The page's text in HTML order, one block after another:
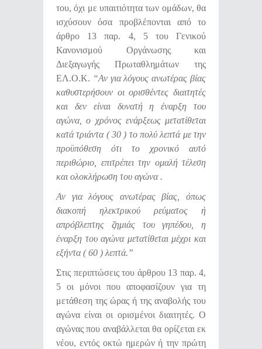
του, όχι με υπαιτιότητα των ομάδων, θα
ισχύσουν όσα προβλέπονται από το
άρθρο 13 παρ. 4, 5 του Γενικού
Κανονισμού Οργάνωσης και
Διεξαγωγής Πρωταθλημάτων της
ΕΛ.Ο.Κ. “Αν για λόγους ανωτέρας βίας
καθυστερήσουν οι ορισθέντες διαιτητές
και δεν είναι δυνατή η έναρξη του
αγώνα, ο χρόνος ενάρξεως μετατίθεται
κατά τριάντα ( 30 ) το πολύ λεπτά με την
προϋπόθεση ότι το χρονικό αυτό
περιθώριο, επιτρέπει την ομαλή τέλεση
και ολοκλήρωση του αγώνα .
Αν για λόγους ανωτέρας βίας, όπως
διακοπή ηλεκτρικού ρεύματος ή
απρόβλεπτης ζημιάς του γηπέδου, η
έναρξη του αγώνα μετατίθεται μέχρι και
εξήντα ( 60 ) λεπτά.”
Στις περιπτώσεις του άρθρου 13 παρ. 4,
5 οι μόνοι που αποφασίζουν για τη
μετάθεση της ώρας ή της αναβολής του
αγώνα είναι οι ορισμένοι διαιτητές. Ο
αγώνας που αναβάλλεται θα ορίζεται εκ
νέου, εντός οκτώ ημερών ή την πρώτη